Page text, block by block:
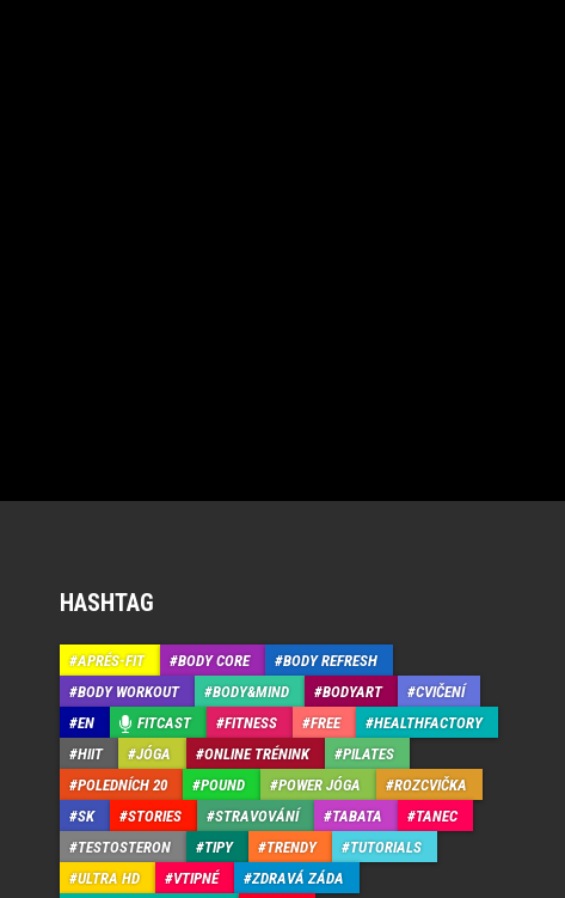
HASHTAG
APRÉS-FIT BODY CORE
BODY REFRESH
BODY WORKOUT
BODY&MIND BODYART
CVIČENÍ
EN
FITCAST FITNESS FREE
HEALTHFACTORY
HIIT
JÓGA ONLINE TRÉNINK
PILATES
POLEDNÍCH 20
POUND POWER JÓGA
ROZCVIČKA
SK
STORIES STRAVOVÁNÍ TABATA
TANEC
TESTOSTERON
TIPY TRENDY
TUTORIALS
ULTRA HD
VTIPNÉ ZDRAVÁ ZÁDA